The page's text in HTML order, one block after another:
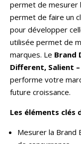
permet de mesurer
permet de faire un
pour développer
utilisée permet de
marques. Le Brand
Different, Salient –
performe votre
future croissance.
Les éléments clés
Mesurer la Brand